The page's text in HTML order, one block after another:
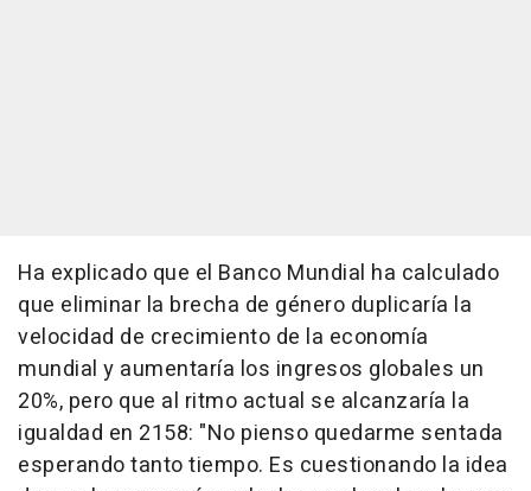
Ha explicado que el Banco Mundial ha calculado
que eliminar la brecha de género duplicaría la
velocidad de crecimiento de la economía
mundial y aumentaría los ingresos globales un
20%, pero que al ritmo actual se alcanzaría la
igualdad en 2158: "No pienso quedarme sentada
esperando tanto tiempo. Es cuestionando la idea